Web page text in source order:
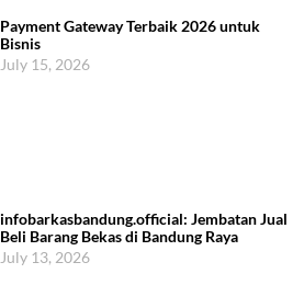
Payment Gateway Terbaik 2026 untuk
Bisnis
July 15, 2026
infobarkasbandung.official: Jembatan Jual
Beli Barang Bekas di Bandung Raya
July 13, 2026